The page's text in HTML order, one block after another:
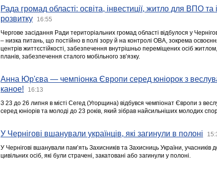
Рада громад області: освіта, інвестиції, житло для ВПО та
розвитку
16:55
Чергове засідання Ради територіальних громад області відбулося у
– низка питань, що постійно в полі зору й на контролі ОВА, зокрема
центрів життєстійкості, забезпечення внутрішньо переміщених осіб
планів, забезпечення сталого мобільного зв’язку.
Анна Юр'єва — чемпіонка Європи серед юніорок з
каное!
16:13
З 23 до 26 липня в місті Сегед (Угорщина) відбувся чемпіонат Європи з
серед юніорів та молоді до 23 років, який зібрав найсильніших молодих
У Чернігові вшанували українців, які загинули в полоні
У Чернігові вшанували пам’ять Захисників та Захисниць України,
цивільних осіб, які були страчені, закатовані або загинули у полоні.